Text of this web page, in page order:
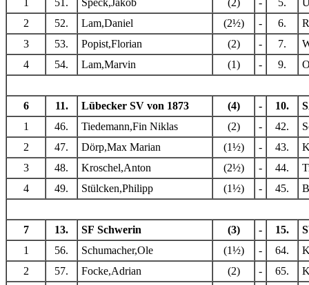
1
51. Speck,Jakob (2) - 5.
2
52. Lam,Daniel (2½) - 6.
3
53. Popist,Florian (2) - 7.
4
54. Lam,Marvin (1) - 9.
6 11. Lübecker SV von 1873 (4) - 10.
1
46. Tiedemann,Fin Niklas (2) - 42.
2
47. Dörp,Max Marian (1½) - 43.
3
48. Kroschel,Anton (2½) - 44.
4
49. Stülcken,Philipp (1½) - 45.
7 13. SF Schwerin (3) - 15.
1
56. Schumacher,Ole (1½) - 64.
2
57. Focke,Adrian (2) - 65.